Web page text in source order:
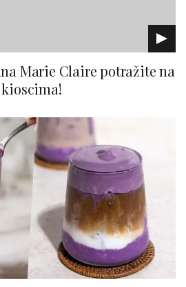
Marie Claire potražite na
kioscima!